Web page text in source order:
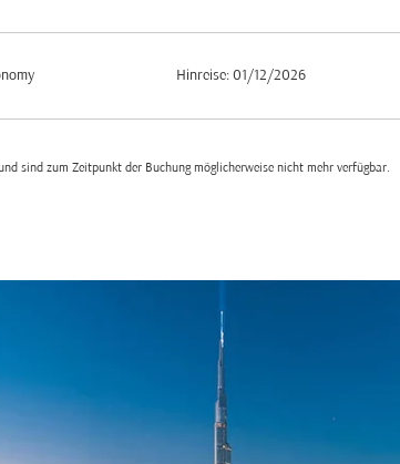
Hinreise: 01/12/2026
sind zum Zeitpunkt der Buchung möglicherweise nicht mehr verfügbar.